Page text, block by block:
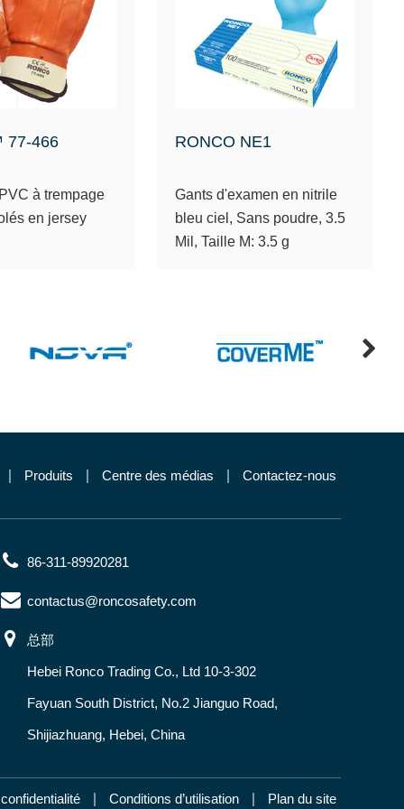
77-466
à trempage
en jersey
RONCO NE1
Gants d'examen en nitrile
bleu ciel, Sans poudre, 3.5
Mil, Taille M: 3.5 g
Produits Centre des médias Contactez-nous
86-311-89920281
contactus@roncosafety.com
总部
Hebei Ronco Trading Co., Ltd 10-3-302
Fayuan South District, No.2 Jianguo Road,
Shijiazhuang, Hebei, China
Conditions d’utilisation Plan du site